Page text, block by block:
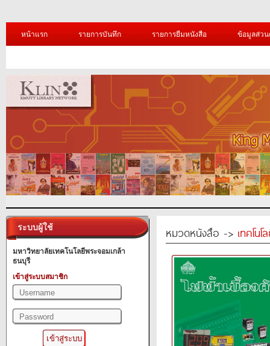
หน้าแรก รายการบันทึก รายการยืมหนังสือ ข้อมูลส่ว
ระบบผู้ใช้
มหาวิทยาลัยเทคโนโลยีพระจอมเกล้า
ธนบุรี
เข้าสู่ระบบสมาชิก
หมวดหนังสือ -> เทคโน